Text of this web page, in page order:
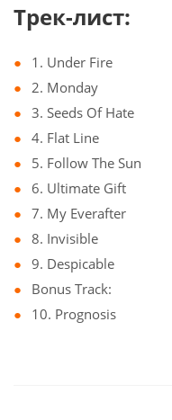
Трек-лист:
1. Under Fire
2. Monday
3. Seeds Of Hate
4. Flat Line
5. Follow The Sun
6. Ultimate Gift
7. My Everafter
8. Invisible
9. Despicable
Bonus Track:
10. Prognosis